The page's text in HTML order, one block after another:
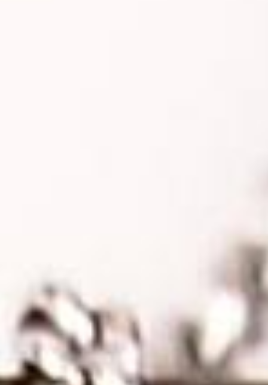
Rutil kuvars, içinde altın, gümüş veya kırmızımsı ince rutil
taşın içindeki doğal oluşumlardır ve taşın parlaklığını ve
görünümünü zenginleştirir. Rutil kuvarsın, enerji akışını
hızlandırdığı ve negatif etkileri ortadan kaldırdığı
düşünülmektedir. Meditasyon ve spiritüel çalışmalar
sırasında tercih edilen bu taşın, zihinsel netlik ve ruhsal
farkındalık sağladığı kabul edilir. Antik dönemlerde, rutil
kuvarsın mistik güçlere sahip olduğuna inanılır ve şifa